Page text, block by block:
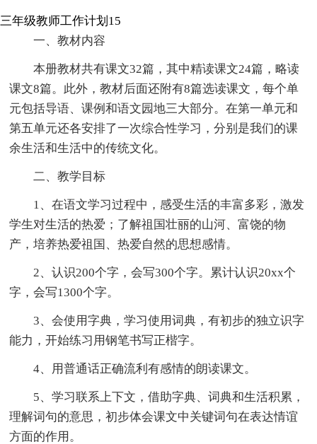
三年级教师工作计划15
一、教材内容
本册教材共有课文32篇，其中精读课文24篇，略读
课文8篇。此外，教材后面还附有8篇选读课文，每个单
元包括导语、课例和语文园地三大部分。在第一单元和
第五单元还各安排了一次综合性学习，分别是我们的课
余生活和生活中的传统文化。
二、教学目标
1、在语文学习过程中，感受生活的丰富多彩，激发
学生对生活的热爱；了解祖国壮丽的山河、富饶的物
产，培养热爱祖国、热爱自然的思想感情。
2、认识200个字，会写300个字。累计认识20xx个
字，会写1300个字。
3、会使用字典，学习使用词典，有初步的独立识字
能力，开始练习用钢笔书写正楷字。
4、用普通话正确流利有感情的朗读课文。
5、学习联系上下文，借助字典、词典和生活积累，
理解词句的意思，初步体会课文中关键词句在表达情谊
方面的作用。